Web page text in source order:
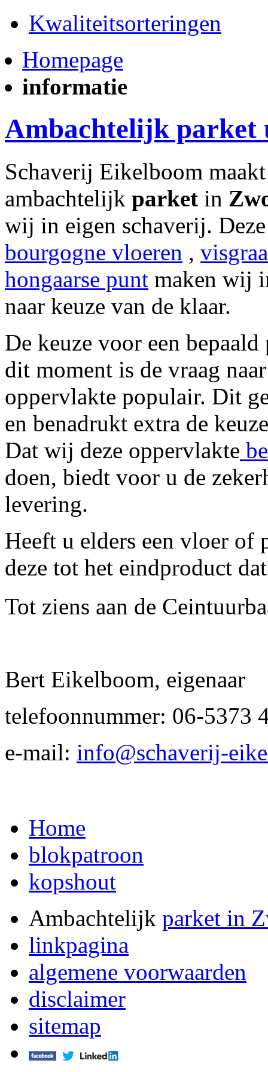
Kwaliteitsorteringen
Homepage
informatie
Ambachtelijk parket
Schaverij Eikelboom
ambachtelijk parket in
wij in eigen schaverij.
bourgogne vloeren , visgr
hongaarse punt maken wij
naar keuze van de klaar.
De keuze voor een
dit moment is de vraag
oppervlakte populair. Dit
en benadrukt extra de
Dat wij deze oppervlakte
doen, biedt voor u de
levering.
Heeft u elders een vloer
deze tot het eindproduct
Tot ziens aan de
Bert Eikelboom, eigenaar
telefoonnummer: 06-5373
e-mail: info@schaverij-
Home
blokpatroon
kopshout
Ambachtelijk parket in
linkpagina
algemene voorwaarden
disclaimer
sitemap